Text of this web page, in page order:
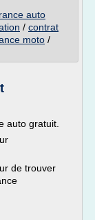
auto
/ contrat
moto /
auto gratuit.
de trouver